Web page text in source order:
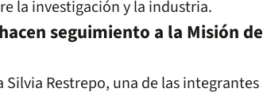
la investigación y la industria.
seguimiento a la Misión de
Restrepo, una de las integrantes